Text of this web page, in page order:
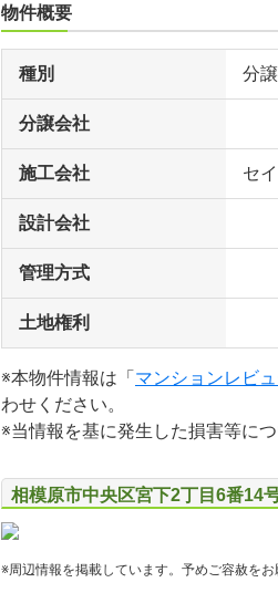
物件概要
種別 分譲
分譲会社
施工会社 セ
設計会社
管理方式
土地権利
※本物件情報は「 マンションレビ
わせください。
※当情報を基に発生した損害等に
相模原市中央区宮下2丁目6番14
※周辺情報を掲載しています。予めご容赦をお